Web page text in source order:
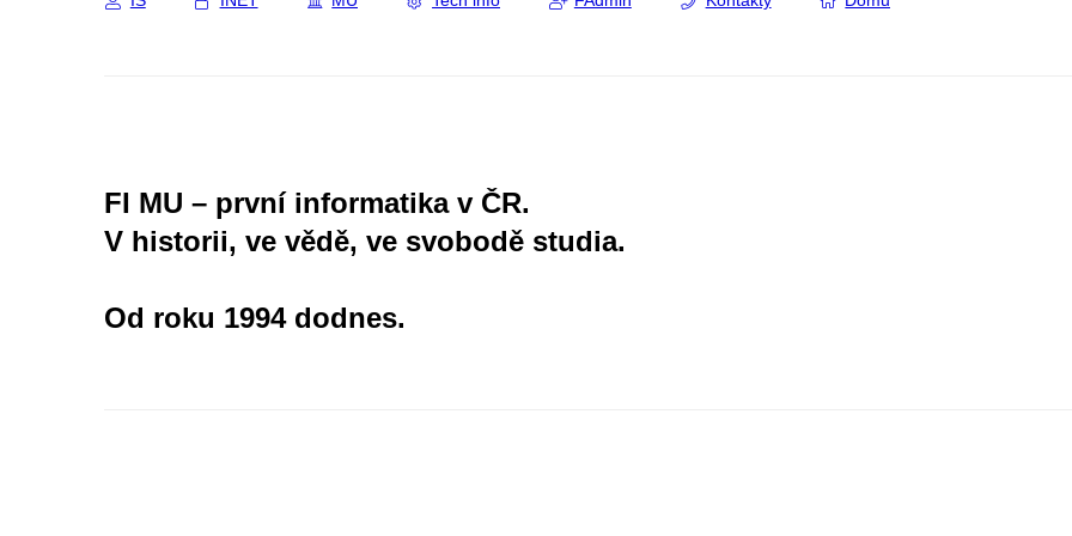
FI MU – první informatika v ČR.
V historii, ve vědě, ve svobodě studia.
Od roku 1994 dodnes.